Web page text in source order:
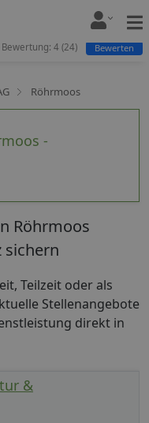
Röhrmoos
-
Bewertung: 4 (24) Bewerten
Röhrmoos
sichern
Teilzeit oder als
Stellenangebote
direkt in
&